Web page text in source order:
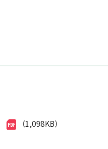
（1,098KB）